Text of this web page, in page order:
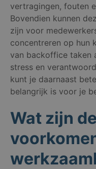
vertragingen, fouten
Bovendien kunnen
zijn voor
concentreren op hun
van backoffice taken
stress en
kunt je daarnaast
belangrijk is voor je
Wat zijn